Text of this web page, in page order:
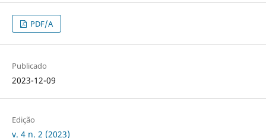
PDF/A
Publicado
2023-12-09
Edição
v. 4 n. 2 (2023)